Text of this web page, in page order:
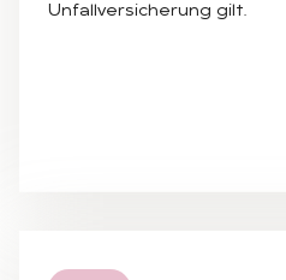
Unfallversicherung gilt.